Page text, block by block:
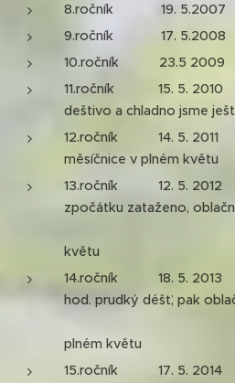
8.ročník 19. 5.2007
9.ročník 17. 5.2008
10.ročník 23.5 2009
11.ročník 15. 5. 2010
deštivo a chladno jsme
12.ročník 14. 5. 2011
měsíčnice v plném květu
13.ročník 12. 5. 2012
zpočátku
květu
14.ročník 18. 5. 2013
hod. prudký
plném květu
15.ročník 17. 5. 2014